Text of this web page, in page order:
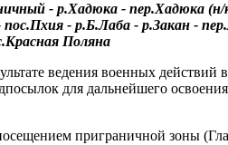
- р.Хадюка - пер.Хадюка (н/
- р.Б.Лаба - р.Закан -
Поляна
ведения военных действий
для дальнейшего
приграничной зоны